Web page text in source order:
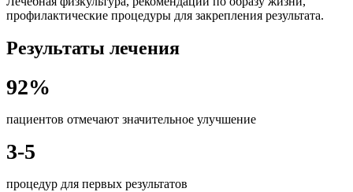
профилактические процедуры для закрепления результата.
Результаты лечения
92%
пациентов отмечают значительное улучшение
3-5
процедур для первых результатов